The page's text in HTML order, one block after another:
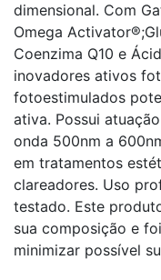
dimensional. Com
Omega
Coenzima Q10 e
inovadores ativos
fotoestimulados
ativa. Possui
onda 500nm a
em tratamentos
clareadores. Uso
testado. Este
sua composição e
minimizar possível